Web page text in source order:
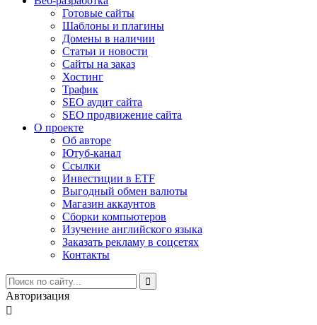
Готовые сайты
Шаблоны и плагины
Домены в наличии
Статьи и новости
Сайты на заказ
Хостинг
Трафик
SEO аудит сайта
SEO продвижение сайта
О проекте
Об авторе
Ютуб-канал
Ссылки
Инвестиции в ETF
Выгодный обмен валюты
Магазин аккаунтов
Сборки компьютеров
Изучение английского языка
Заказать рекламу в соцсетях
Контакты
Авторизация